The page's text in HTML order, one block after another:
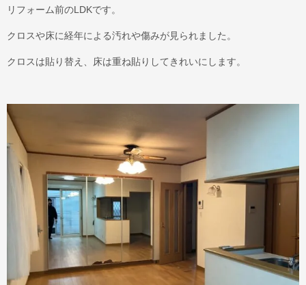
リフォーム前のLDKです。
クロスや床に経年による汚れや傷みが見られました。
クロスは貼り替え、床は重ね貼りしてきれいにします。